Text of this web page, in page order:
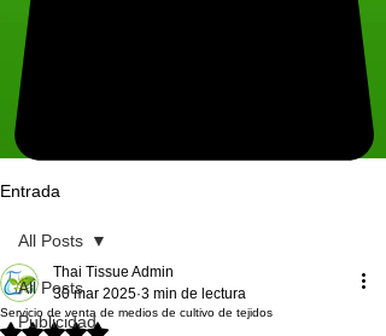
Entrada
All Posts
Publicidad
All Posts
Servicio de venta de medios de cultivo de tejidos
Thai Tissue Admin
30 mar 2025 3 min de lectura
Obtuvo NaN de 5 estrellas.